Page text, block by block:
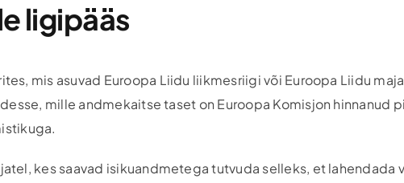
ligipääs
mis asuvad Euroopa Liidu liikmesriigi või Euroopa Liidu
mille andmekaitse taset on Euroopa Komisjon hinnanud
kes saavad isikuandmetega tutvuda selleks, et